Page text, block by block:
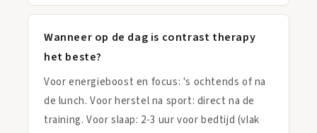
Wanneer op de dag is contrast therapy
het beste?
Voor energieboost en focus: 's ochtends of na
de lunch. Voor herstel na sport: direct na de
training. Voor slaap: 2-3 uur voor bedtijd (vlak